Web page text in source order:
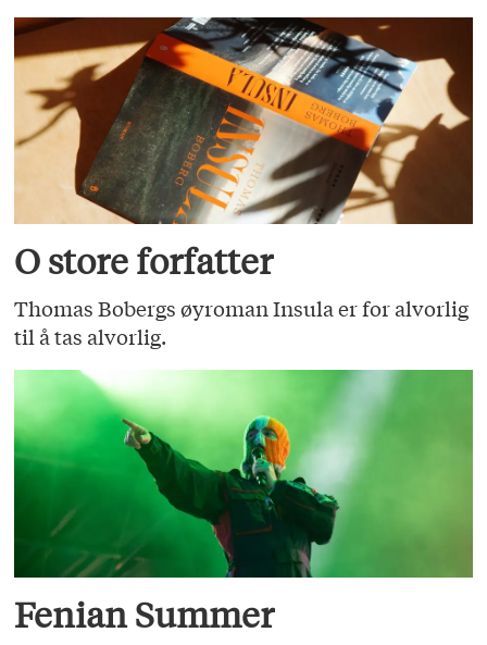
O store forfatter
Thomas Bobergs øyroman Insula er for alvorlig
til å tas alvorlig.
Fenian Summer